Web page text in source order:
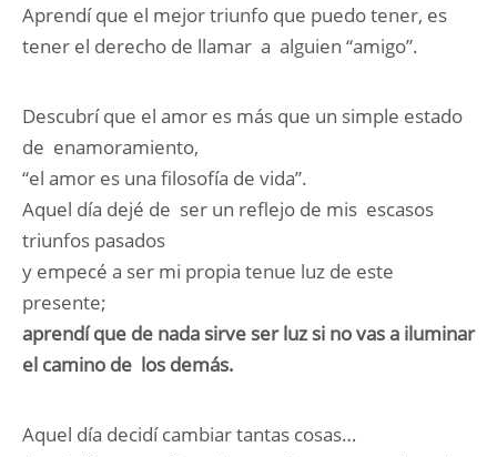
Aprendí que el mejor triunfo que puedo tener, es
tener el derecho de llamar a alguien “amigo”.
Descubrí que el amor es más que un simple estado
de enamoramiento,
“el amor es una filosofía de vida”.
Aquel día dejé de ser un reflejo de mis escasos
triunfos pasados
y empecé a ser mi propia tenue luz de este
presente;
aprendí que de nada sirve ser luz si no vas a iluminar
el camino de los demás.
Aquel día decidí cambiar tantas cosas…